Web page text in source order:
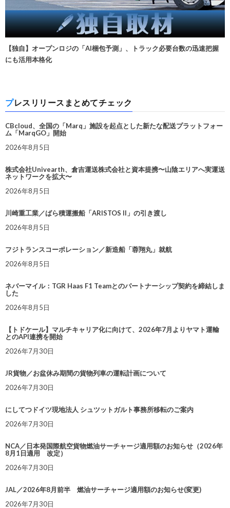
【独自】オープンロジの「AI梱包予測」、トラック必要台数の迅速把握
にも活用本格化
プレスリリースまとめてチェック
CBcloud、全国の「Marq」施設を起点とした新たな配送プラットフォー
ム「MarqGO」開始
2026年8月5日
株式会社Univearth、倉吉運送株式会社と資本提携〜山陰エリアへ実運送
ネットワークを拡大〜
2026年8月5日
川崎重工業／ばら積運搬船「ARISTOS II」の引き渡し
2026年8月5日
フジトランスコーポレーション／新造船「蓉翔丸」就航
2026年8月5日
ネバーマイル：TGR Haas F1 Teamとのパートナーシップ契約を締結しま
した
2026年8月5日
【トドケール】マルチキャリア化に向けて、2026年7月よりヤマト運輸
とのAPI連携を開始
2026年7月30日
JR貨物／お盆休み期間の貨物列車の運転計画について
2026年7月30日
にしてつドイツ現地法人 シュツットガルト事務所移転のご案内
2026年7月30日
NCA／日本発国際航空貨物燃油サーチャージ適用額のお知らせ（2026年
8月1日適用 改定）
2026年7月30日
JAL／2026年8月前半 燃油サーチャージ適用額のお知らせ(変更)
2026年7月30日